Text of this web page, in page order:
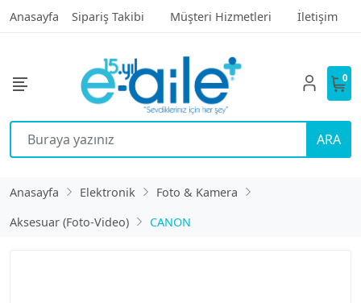
Anasayfa Sipariş Takibi Müşteri Hizmetleri İletişim
ARA
0
Anasayfa Elektronik
Foto & Kamera
Aksesuar (Foto-Video)
CANON